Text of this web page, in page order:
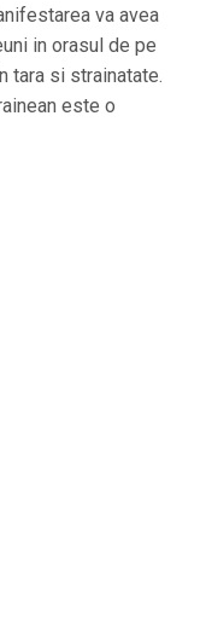
va avea
in orasul de pe
tara si strainatate.
este o